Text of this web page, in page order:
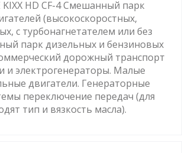
HD CF-4 Смешанный парк
(высокоскоростных,
с турбонагнетателем или без
парк дизельных и бензиновых
дорожный транспорт
и электрогенераторы. Малые
двигатели. Генераторные
переключение передач (для
тип и вязкость масла).